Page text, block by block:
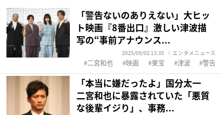
「警告ないのありえない」大ヒッ
ト映画『8番出口』激しい津波描
写の“事前アナウンス...
2025/09/02 13:35 エンタメニュース
二宮和也 映画 東宝 津波 警告
「本当に嫌だったよ」国分太一
二宮和也に暴露されていた「悪質
な後輩イジり」、事務...